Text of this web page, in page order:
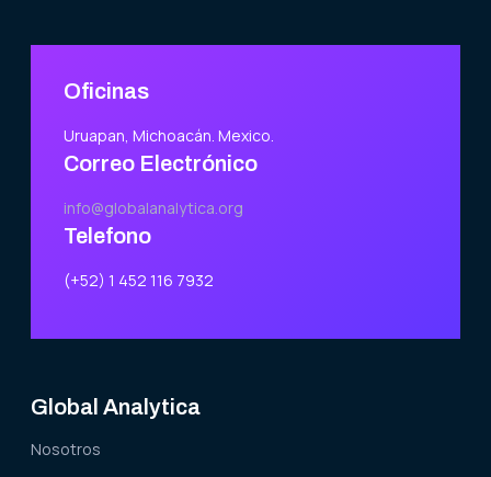
Oficinas
Uruapan, Michoacán. Mexico.
Correo Electrónico
info@globalanalytica.org
Telefono
(+52) 1 452 116 7932
Global Analytica
Nosotros